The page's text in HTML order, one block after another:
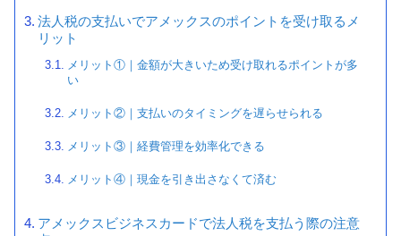
法人税の支払いでアメックスのポイントを受け取るメ
リット
メリット①｜金額が大きいため受け取れるポイントが多
い
メリット②｜支払いのタイミングを遅らせられる
メリット③｜経費管理を効率化できる
メリット④｜現金を引き出さなくて済む
アメックスビジネスカードで法人税を支払う際の注意